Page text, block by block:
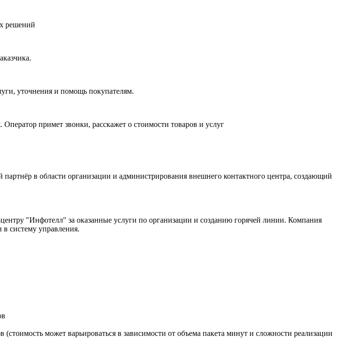
решений
уточнения и помощь покупателям.
примет звонки, расскажет о стоимости товаров и услуг
в области организации и администрирования внешнего контактного центра, создающий
"Инфотелл" за оказанные услуги по организации и созданию горячей линии. Компания
систему управления.
может варьироваться в зависимости от объема пакета минут и сложности реализации